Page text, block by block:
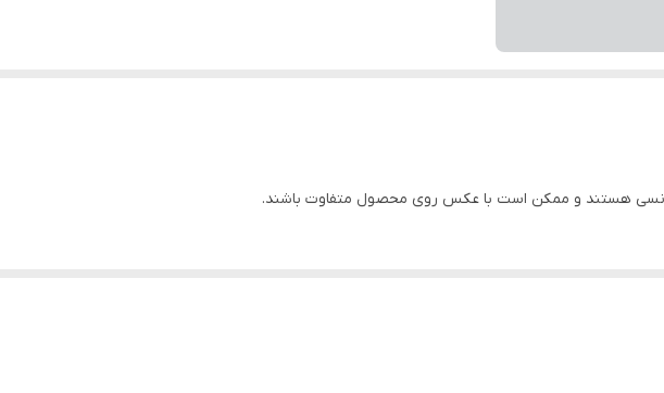
هستند و ممکن است با عکس روی محصول متفاوت باشند.